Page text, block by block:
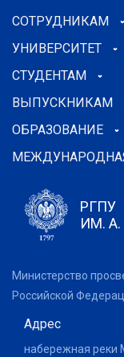
СОТРУДНИКАМ
УНИВЕРСИТЕТ
СТУДЕНТАМ
ВЫПУСКНИКАМ
ОБРАЗОВАНИЕ
РГПУ
ИМ.
Министерство
Российской
Адрес
набережная реки